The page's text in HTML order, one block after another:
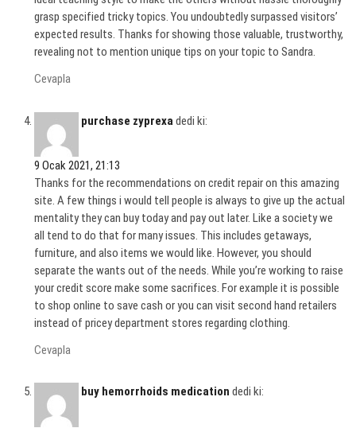
grasp specified tricky topics. You undoubtedly surpassed visitors’
expected results. Thanks for showing those valuable, trustworthy,
revealing not to mention unique tips on your topic to Sandra.
Cevapla
purchase zyprexadedi ki:
9 Ocak 2021, 21:13
Thanks for the recommendations on credit repair on this amazing
site. A few things i would tell people is always to give up the actual
mentality they can buy today and pay out later. Like a society we
all tend to do that for many issues. This includes getaways,
furniture, and also items we would like. However, you should
separate the wants out of the needs. While you’re working to raise
your credit score make some sacrifices. For example it is possible
to shop online to save cash or you can visit second hand retailers
instead of pricey department stores regarding clothing.
Cevapla
buy hemorrhoids medication dedi ki: